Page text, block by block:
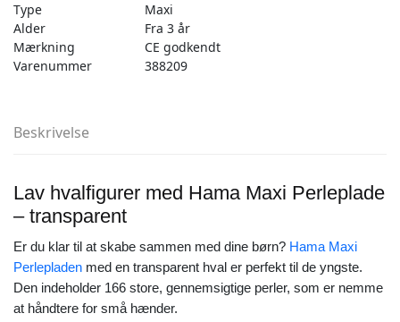
Type
Maxi
Alder
Fra 3 år
Mærkning
CE godkendt
Varenummer
388209
Beskrivelse
Lav hvalfigurer med Hama Maxi Perleplade
– transparent
Er du klar til at skabe sammen med dine børn? Hama Maxi
Perlepladen med en transparent hval er perfekt til de yngste.
Den indeholder 166 store, gennemsigtige perler, som er nemme
at håndtere for små hænder.